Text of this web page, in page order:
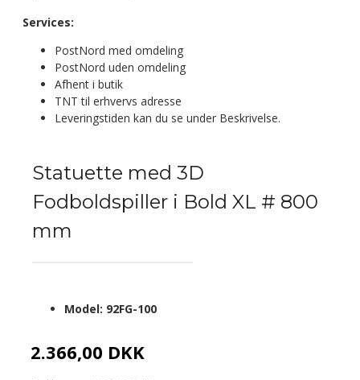
Services:
PostNord med omdeling
PostNord uden omdeling
Afhent i butik
TNT til erhvervs adresse
Leveringstiden kan du se under Beskrivelse.
Statuette med 3D
Fodboldspiller i Bold XL # 800
mm
2.366,00 DKK
Model: 92FG-100